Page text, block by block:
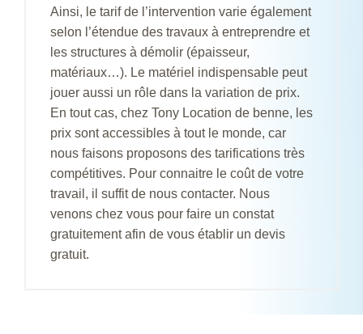
Ainsi, le tarif de l’intervention varie également
selon l’étendue des travaux à entreprendre et
les structures à démolir (épaisseur,
matériaux…). Le matériel indispensable peut
jouer aussi un rôle dans la variation de prix.
En tout cas, chez Tony Location de benne, les
prix sont accessibles à tout le monde, car
nous faisons proposons des tarifications très
compétitives. Pour connaitre le coût de votre
travail, il suffit de nous contacter. Nous
venons chez vous pour faire un constat
gratuitement afin de vous établir un devis
gratuit.